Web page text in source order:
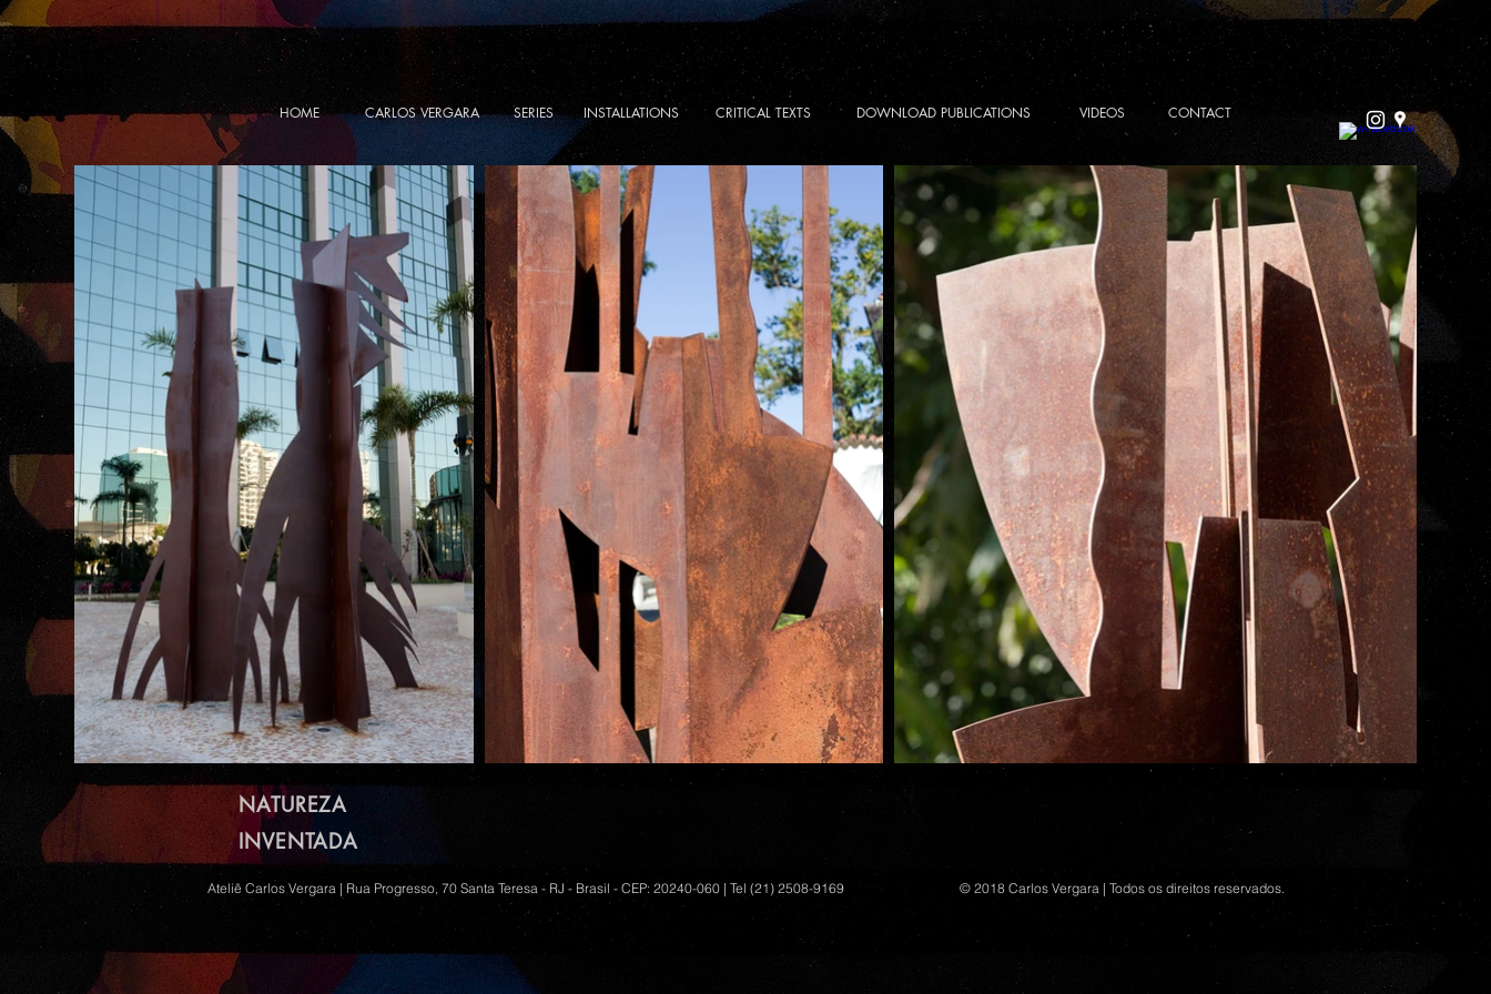
HOME CARLOS VERGARA SERIES INSTALLATIONS CRITICAL TEXTS DOWNLOAD PUBLICATIONS VIDEOS CONTACT
NATUREZA
INVENTADA
© 2018 Carlos Vergara | Todos os direitos reservados.
Ateliê Carlos Vergara | Rua Progresso, 70 Santa Teresa - RJ - Brasil - CEP: 20240-060 | Tel (21) 2508-9169